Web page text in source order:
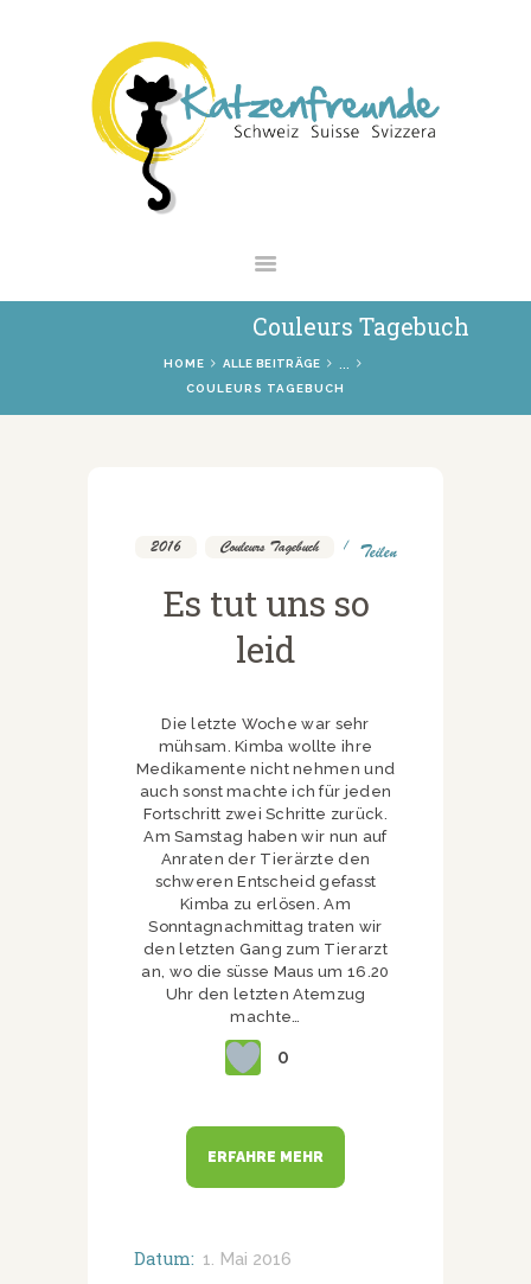
Couleurs Tagebuch
HOME ALLE BEITRÄGE
COULEURS TAGEBUCH
NEWS
VERMITTLUNG
INTERESSANTES
SHOP
2016 Couleurs Tagebuch Teilen
Es tut uns so
leid
Die letzte Woche war sehr
mühsam. Kimba wollte ihre
Medikamente nicht nehmen und
auch sonst machte ich für jeden
Fortschritt zwei Schritte zurück.
Am Samstag haben wir nun auf
Anraten der Tierärzte den
schweren Entscheid gefasst
Kimba zu erlösen. Am
Sonntagnachmittag traten wir
den letzten Gang zum Tierarzt
an, wo die süsse Maus um 16.20
Uhr den letzten Atemzug
machte…
0
ERFAHRE MEHR
Datum: 1. Mai 2016